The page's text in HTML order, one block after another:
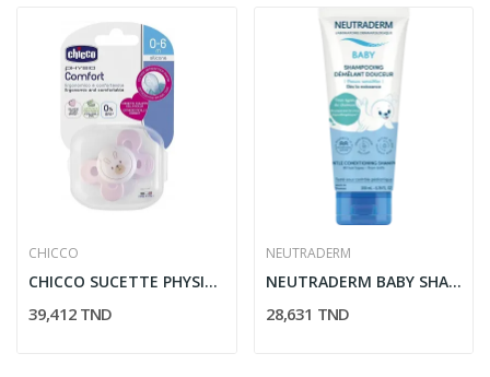
CHICCO
CHICCO SUCETTE PHYSIO COMFORT SILICONE 0-6M+
39,412 TND
NEUTRADERM
NEUTRADERM BABY SHAMPOOING DEMELANT DOUCEUR 200ML
28,631 TND